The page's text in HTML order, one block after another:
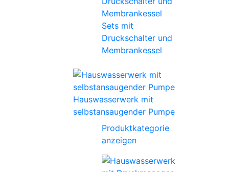
Sets mit
Druckschalter und
Membrankessel
Hauswasserwerk mit
selbstansaugender Pumpe
Produktkategorie
anzeigen